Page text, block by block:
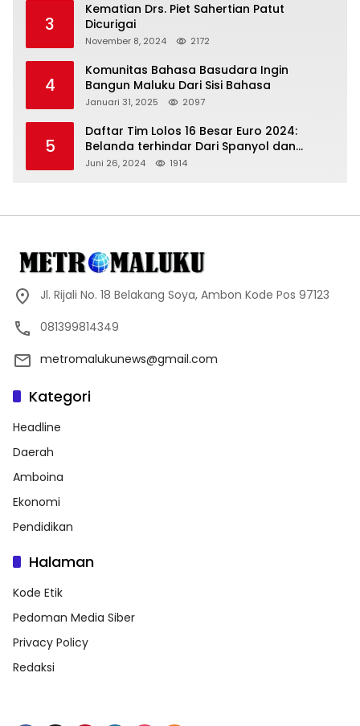
3
Kematian Drs. Piet Sahertian Patut
Dicurigai
November 8, 2024 2172
4
Komunitas Bahasa Basudara Ingin
Bangun Maluku Dari Sisi Bahasa
Januari 31, 2025 2097
5
Daftar Tim Lolos 16 Besar Euro 2024:
Belanda terhindar Dari Spanyol dan
Ingriss, Prancis Bertemu Belgia
Juni 26, 2024 1914
Jl. Rijali No. 18 Belakang Soya, Ambon Kode Pos 97123
081399814349
metromalukunews@gmail.com
Kategori
Headline
Daerah
Amboina
Ekonomi
Pendidikan
Halaman
Kode Etik
Pedoman Media Siber
Privacy Policy
Redaksi